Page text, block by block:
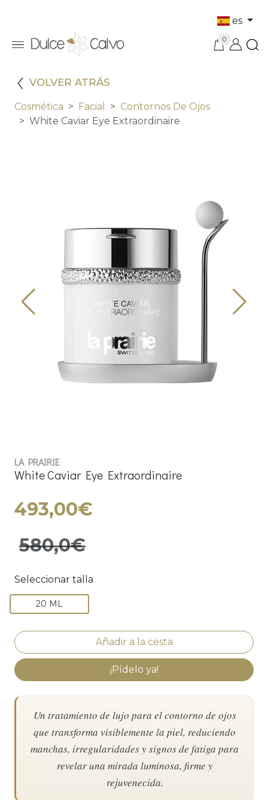
es
0
VOLVER ATRÁS
Cosmética Facial
Contornos De Ojos
White Caviar Eye Extraordinaire
LA PRAIRIE
White Caviar Eye Extraordinaire
493,00€
580,0€
Seleccionar talla
20 ML
¡Pídelo ya!
Un tratamiento de lujo para el contorno de ojos
que transforma visiblemente la piel, reduciendo
manchas, irregularidades y signos de fatiga para
revelar una mirada luminosa, firme y
rejuvenecida.